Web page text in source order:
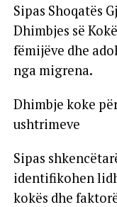
Sipas Shoqatës
Dhimbjes së
fëmijëve dhe
nga migrena.
Dhimbje koke
ushtrimeve
Sipas
identifikohen
kokës dhe